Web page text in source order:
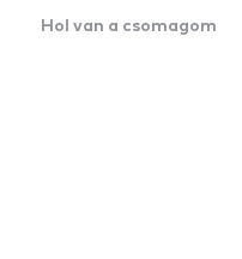
Hol van a csomagom